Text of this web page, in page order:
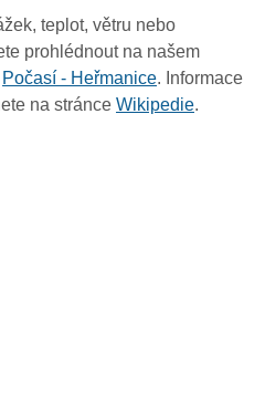
teplot, větru nebo
prohlédnout na našem
Počasí - Heřmanice. Informace
na stránce Wikipedie.